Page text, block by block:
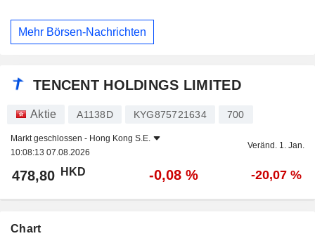
Mehr Börsen-Nachrichten
TENCENT HOLDINGS LIMITED
Aktie A1138D KYG875721634 700
Markt geschlossen - Hong Kong S.E.
10:08:13 07.08.2026
Veränd. 1. Jan.
478,80 HKD -0,08 % -20,07 %
Chart